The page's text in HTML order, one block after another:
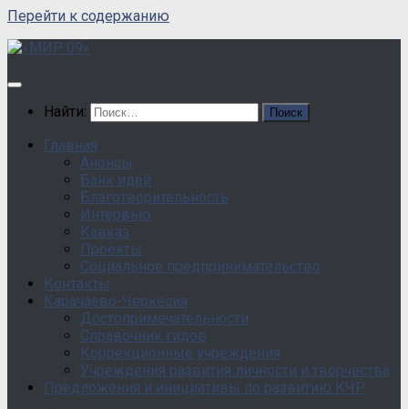
Перейти к содержанию
Найти:
Главная
Анонсы
Банк идей
Благотворительность
Интервью
Кавказ
Проекты
Социальное предпринимательство
Контакты
Карачаево-Черкесия
Достопримечательности
Справочник гидов
Коррекционные учреждения
Учреждения развития личности и творчества
Предложения и инициативы по развитию КЧР